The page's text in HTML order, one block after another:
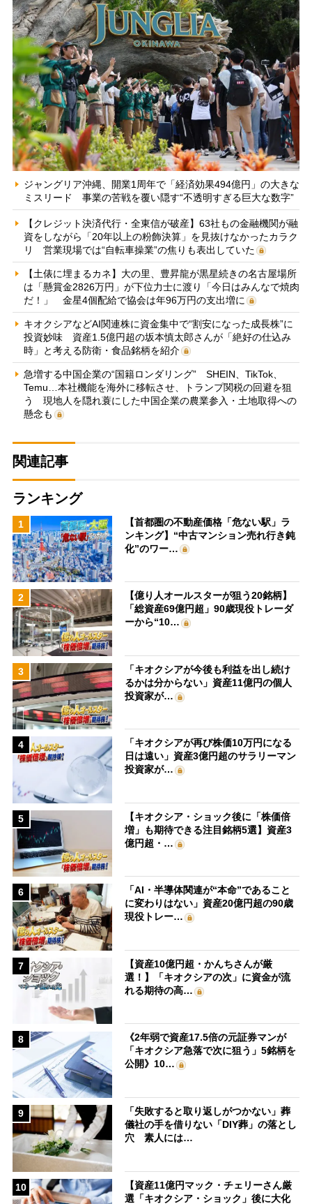
ジャングリア沖縄、開業1周年で「経済効果494億円」の大きな
ミスリード 事業の苦戦を覆い隠す“不透明すぎる巨大な数字”
【クレジット決済代行・全東信が破産】63社もの金融機関が融
資をしながら「20年以上の粉飾決算」を見抜けなかったカラク
リ 営業現場では“自転車操業”の焦りも表出していた
【土俵に埋まるカネ】大の里、豊昇龍が黒星続きの名古屋場所
は「懸賞金2826万円」が下位力士に渡り「今日はみんなで焼肉
だ！」 金星4個配給で協会は年96万円の支出増に
キオクシアなどAI関連株に資金集中で“割安になった成長株”に
投資妙味 資産1.5億円超の坂本慎太郎さんが「絶好の仕込み
時」と考える防衛・食品銘柄を紹介
急増する中国企業の“国籍ロンダリング” SHEIN、TikTok、
Temu…本社機能を海外に移転させ、トランプ関税の回避を狙
う 現地人を隠れ蓑にした中国企業の農業参入・土地取得への
懸念も
関連記事
ランキング
1
【首都圏の不動産価格「危ない駅」ラ
ンキング】“中古マンション売れ行き鈍
化”のワー…
2
【億り人オールスターが狙う20銘柄】
「総資産69億円超」90歳現役トレーダ
ーから“10…
3
「キオクシアが今後も利益を出し続け
るかは分からない」資産11億円の個人
投資家が…
4
「キオクシアが再び株価10万円になる
日は遠い」資産3億円超のサラリーマン
投資家が…
5
【キオクシア・ショック後に「株価倍
増」も期待できる注目銘柄5選】資産3
億円超・…
6
「AI・半導体関連が“本命”であること
に変わりはない」資産20億円超の90歳
現役トレー…
7
【資産10億円超・かんちさんが厳
選！】「キオクシアの次」に資金が流
れる期待の高…
8
《2年弱で資産17.5倍の元証券マンが
「キオクシア急落で次に狙う」5銘柄を
公開》10…
9
「失敗すると取り返しがつかない」葬
儀社の手を借りない「DIY葬」の落とし
穴 素人には…
10
【資産11億円マック・チェリーさん厳
選「キオクシア・ショック」後に大化